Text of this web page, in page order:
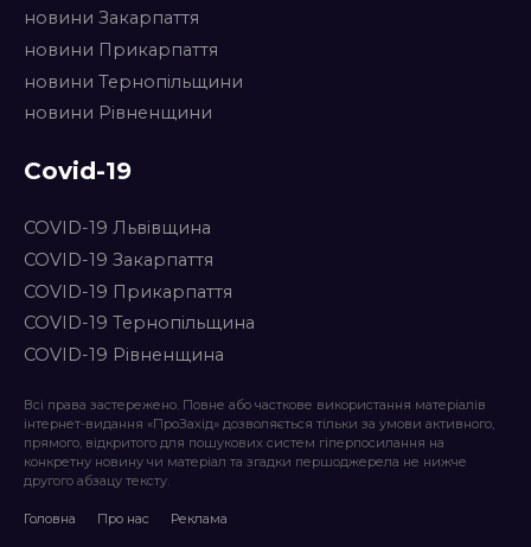
новини Закарпаття
новини Прикарпаття
новини Тернопільщини
новини Рівненщини
Covid-19
COVID-19 Львівщина
COVID-19 Закарпаття
COVID-19 Прикарпаття
COVID-19 Тернопільщина
COVID-19 Рівненщина
Всі права застережено. Повне або часткове використання матеріалів
інтернет-видання «ПроЗахід» дозволяється тільки за умови активного,
прямого, відкритого для пошукових систем гіперпосилання на
конкретну новину чи матеріал та згадки першоджерела не нижче
другого абзацу тексту.
Головна Про нас Реклама